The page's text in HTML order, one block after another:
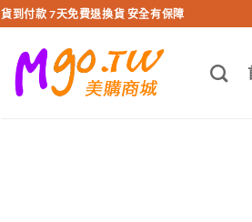
貨到付款 7天免費退換貨 安全有保障